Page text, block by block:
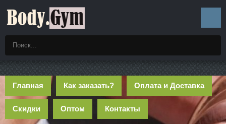
Главная Как заказать? Оплата и Доставка
Скидки Оптом Контакты